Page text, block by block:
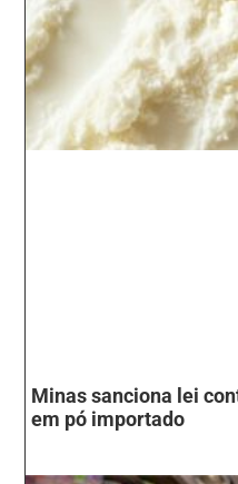
Minas sanciona lei
em pó importado